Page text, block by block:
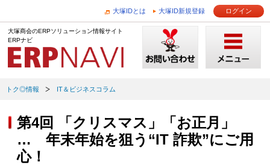
大塚IDとは 大塚ID新規登録 ログイン
大塚商会のERPソリューション情報サイト
ERPナビ
トク◎情報 IT＆ビジネスコラム
第4回 「クリスマス」「お正月」
… 年末年始を狙う“IT 詐欺”にご用
心！